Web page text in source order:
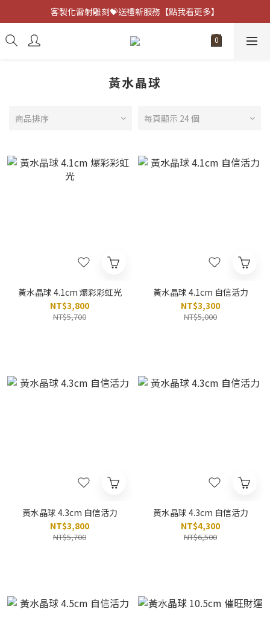
客製化雷射雕刻💝送禮新服務【點我看更多】
客製化雷射雕刻💝送禮新服務【點我看更多】
避邪防小人⚡指定黑曜石 任選兩件75折
黃水晶球
商品排序 每頁顯示 24 個
黃水晶球 4.1cm 爆彩彩虹光
NT$3,800
NT$5,700
黃水晶球 4.1cm 自信活力
NT$3,300
NT$5,000
黃水晶球 4.3cm 自信活力
NT$3,800
NT$5,700
黃水晶球 4.3cm 自信活力
NT$4,300
NT$6,500